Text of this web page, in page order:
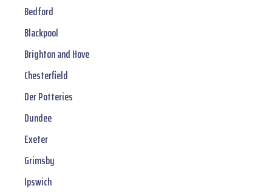
Bedford
Blackpool
Brighton and Hove
Chesterfield
Der Potteries
Dundee
Exeter
Grimsby
Ipswich